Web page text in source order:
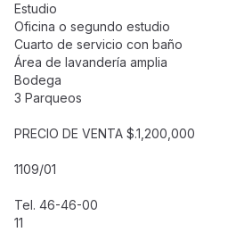
Estudio
Oficina o segundo estudio
Cuarto de servicio con baño
Área de lavandería amplia
Bodega
3 Parqueos
PRECIO DE VENTA $.1,200,000
1109/01
Tel. 46-46-00
11